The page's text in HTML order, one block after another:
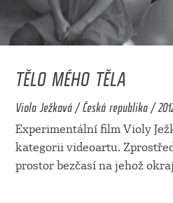
TĚLO MÉHO TĚLA
Viola Ježková / Česká republika /
Experimentální film Violy
kategorii videoartu.
prostor bezčasí na jehož